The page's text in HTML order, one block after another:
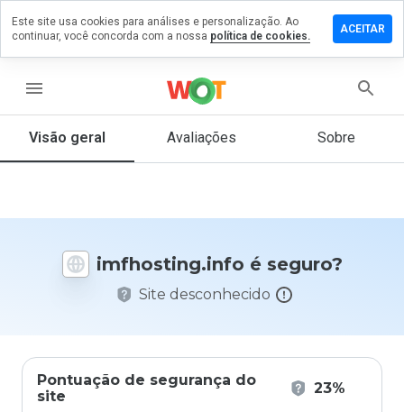
menu
Visão geral Avaliações Sobre
imfhosting.info é seguro?
Site desconhecido
Pontuação de segurança do
site
23%
um
em
De 1
nota
Este site usa cookies para análises e personalização. Ao
continuar, você concorda com a nossa política de cookies.
ACEITAR